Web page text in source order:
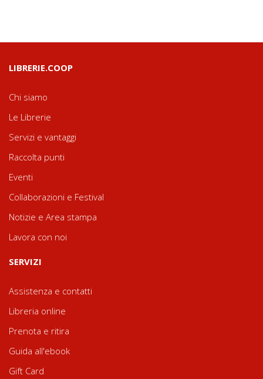
LIBRERIE.COOP
Chi siamo
Le Librerie
Servizi e vantaggi
Raccolta punti
Eventi
Collaborazioni e Festival
Notizie e Area stampa
Lavora con noi
SERVIZI
Assistenza e contatti
Libreria online
Prenota e ritira
Guida all'ebook
Gift Card